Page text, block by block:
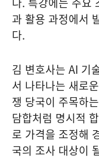
과 활용 과정에서
다.
김 변호사는 AI 기
서 나타나는 새로
쟁 당국이 주목하
담합처럼 명시적
로 가격을 조정해
국의 조사 대상이